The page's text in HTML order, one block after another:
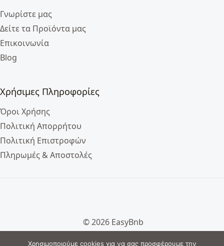
Γνωρίστε μας
Δείτε τα Προϊόντα μας
Επικοινωνία
Blog
Χρήσιμες Πληροφορίες
Όροι Χρήσης
Πολιτική Απορρήτου
Πολιτική Επιστροφών
Πληρωμές & Αποστολές
© 2026 EasyBnb
Χρησιμοποιούμε cookies για να σας προσφέρουμε την